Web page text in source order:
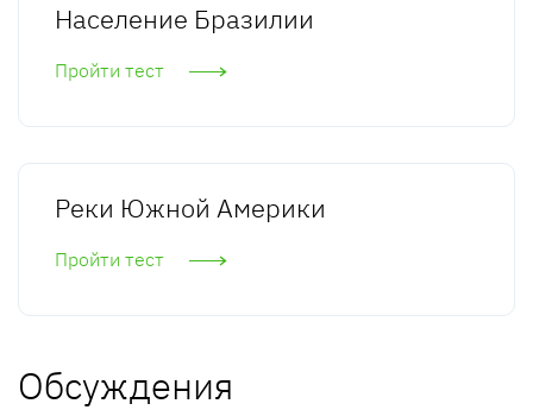
Население Бразилии
Пройти тест
Реки Южной Америки
Пройти тест
Обсуждения